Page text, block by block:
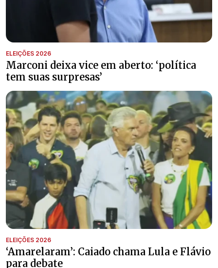
ELEIÇÕES 2026
Marconi deixa vice em aberto: ‘política
tem suas surpresas’
ELEIÇÕES 2026
‘Amarelaram’: Caiado chama Lula e Flávio
para debate